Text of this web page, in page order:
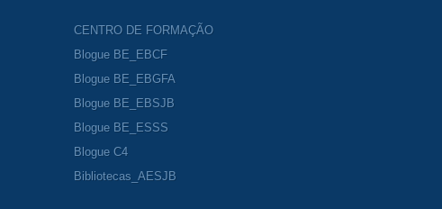
CENTRO DE FORMAÇÃO
Blogue BE_EBCF
Blogue BE_EBGFA
Blogue BE_EBSJB
Blogue BE_ESSS
Blogue C4
Bibliotecas_AESJB